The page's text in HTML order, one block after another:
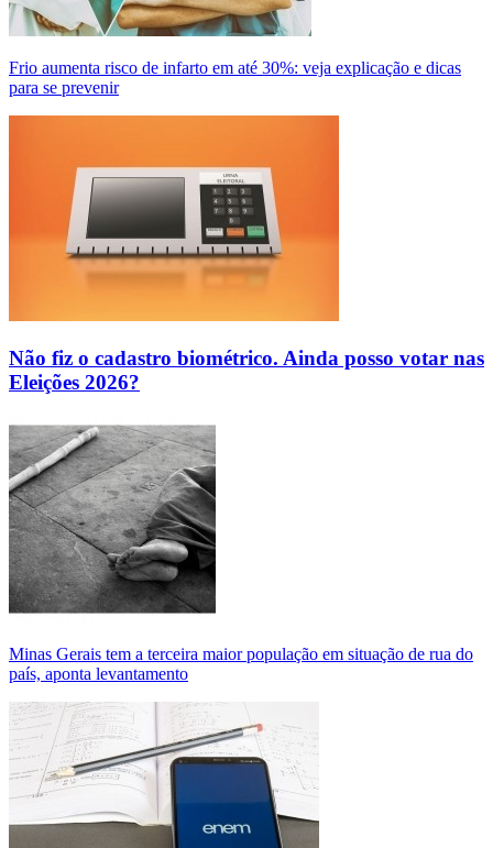
Frio aumenta risco de infarto em até 30%: veja explicação e dicas
para se prevenir
Não fiz o cadastro biométrico. Ainda posso votar nas
Eleições 2026?
Minas Gerais tem a terceira maior população em situação de rua do
país, aponta levantamento